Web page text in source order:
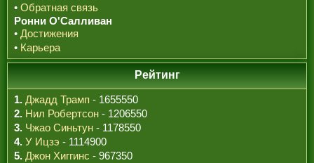
• Обратная связь
Ронни О'Салливан
• Достижения
• Карьера
Рейтинг
1. Джадд Трамп - 1655550
2. Нил Робертсон - 1206550
3. Чжао Синьтун - 1178550
4. У Ицзэ - 1114900
5. Джон Хиггинс - 967350